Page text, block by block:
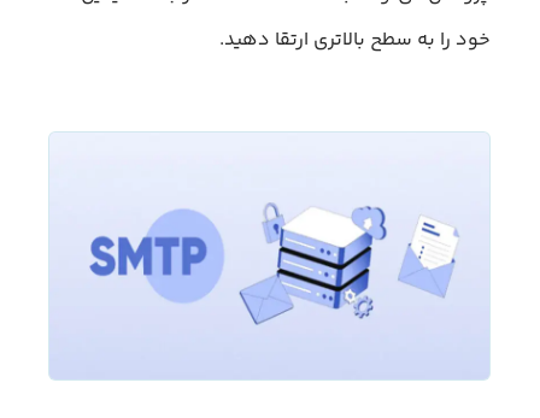
خود را به سطح بالاتری ارتقا دهید.